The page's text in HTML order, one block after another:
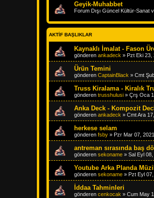
Geyik-Muhabbet
Forum Dışı Güncel Kültür-Sanat
AKTIF BAŞLIKLAR
Kaynaklı İmalat - Fason
gönderen ankadeck » Pzt Eki 23,
Ürün Temini
gönderen CaptainBlack » Cmt
Truss Kiralama - Kiralık
gönderen trusshulusi » Çrş Oca
Anka Deck - Kompozit
gönderen ankadeck » Cmt Ara
herkese selam
gönderen fsby » Pzr Mar 07,
antreman sırasında baş
gönderen sekoname » Sal Eyl
Youtube Arka Planda
gönderen sekoname » Pzt Eyl
İddaa Tahminleri
gönderen cenkocak » Cum May